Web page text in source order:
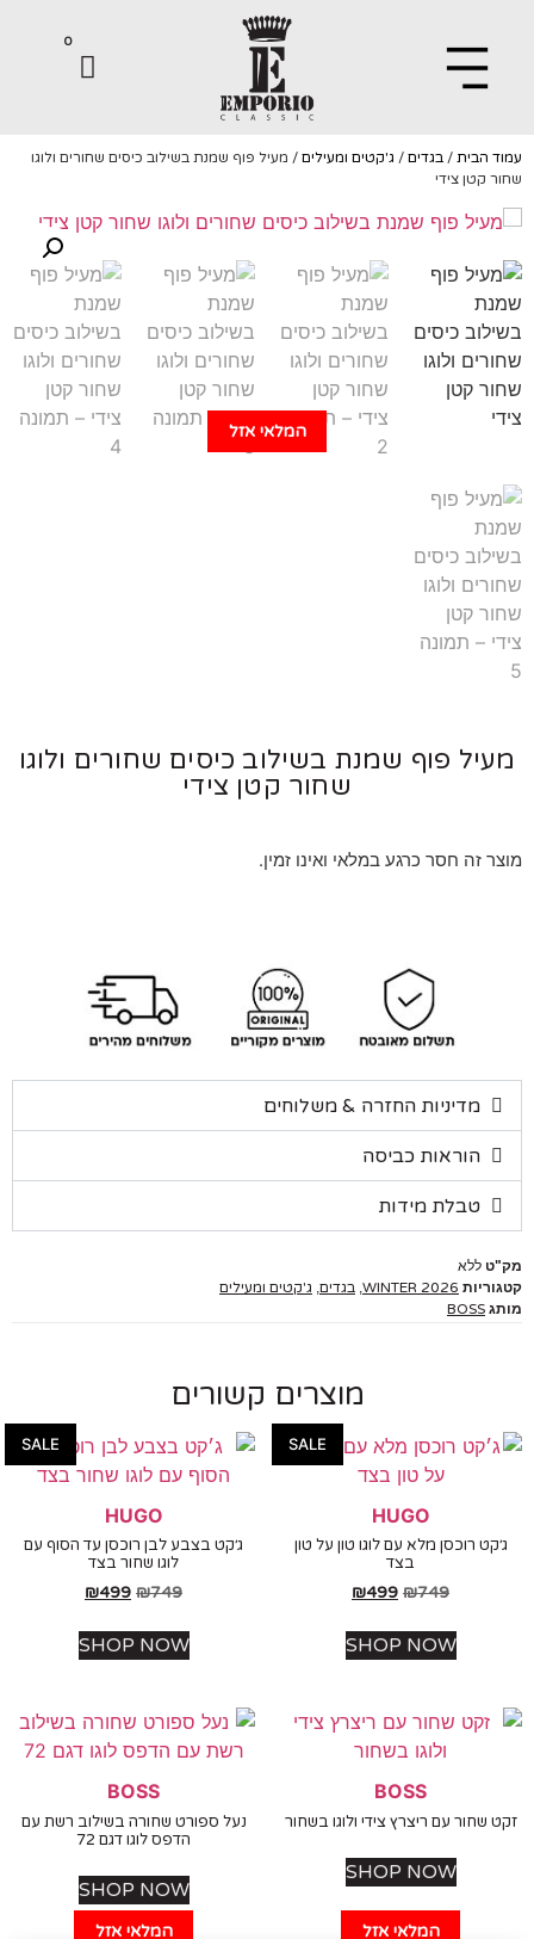
הבית/בגדים/ג'קטים ומעילים/ מעיל פוף שמנת בשילוב כיסים שחורים ולוגו
צידי
פוף שמנת בשילוב כיסים שחורים ולוגו
שחור קטן צידי
זה חסר כרגע במלאי ואינו זמין.
מדיניות החזרה & משלוחים
הוראות כביסה
טבלת מידות
ללא
WINTER 2026
,בגדים ג'קטים ומעילים
BOSS
המלאי אזל
מוצרים קשורים
SALE
HUGO
רוכסן מלא עם לוגו טון על טון
₪
₪499
SHOP NOW
SALE
HUGO
ג׳קט בצבע לבן רוכסן עד הסוף עם
לוגו שחור בצד
₪
₪499
SHOP NOW
המלאי אזל
BOSS
עם ריצרץ צידי ולוגו בשחור
SHOP NOW
המלאי אזל
BOSS
נעל ספורט שחורה בשילוב רשת עם
הדפס לוגו דגם 72
SHOP NOW